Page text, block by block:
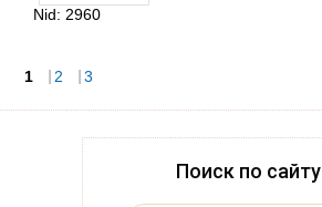
Nid: 2960
Страницы
1 2 3
Поиск по сайту